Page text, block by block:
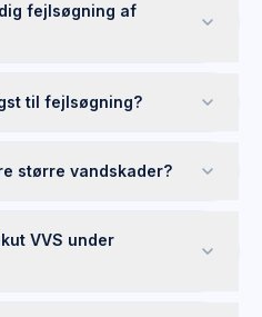
fejlsøgning af
til fejlsøgning?
større vandskader?
VVS under